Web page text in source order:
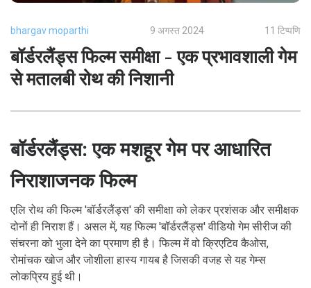
bhargav moparthi 9 अगस्त 2024 11 टिप्पणि
बॉर्डरलैंड्स फिल्म समीक्षा - एक प्रभावशाली गेम
से मतालबी रोथ की निशानी
बॉर्डरलैंड्स: एक मशहूर गेम पर आधारित
निराशाजनक फिल्म
एलि रोथ की फिल्म 'बॉर्डरलैंड्स' की समीक्षा को लेकर प्रशंसक और समीक्षक
दोनों ही निराश हैं। असल में, यह फिल्म 'बॉर्डरलैंड्स' वीडियो गेम सीरीज की
संचरना को भुला देने का प्रमाण ही है। फिल्म में वो क्रिएटिव कैओस,
रोमांचक खोज और जोशीला हास्य गायब है जिसकी वजह से यह गेम्स
लोकप्रिय हुई थी।